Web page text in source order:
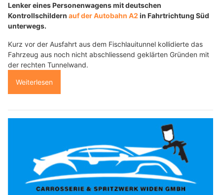
Lenker eines Personenwagens mit deutschen
Kontrollschildern auf der Autobahn A2 in Fahrtrichtung Süd
unterwegs.
Kurz vor der Ausfahrt aus dem Fischlauitunnel kollidierte das
Fahrzeug aus noch nicht abschliessend geklärten Gründen mit
der rechten Tunnelwand.
Weiterlesen